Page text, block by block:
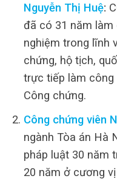
Nguyễn Thị Huệ:
đã có 31 năm
nghiệm trong lĩnh
chứng, hộ tịch,
trực tiếp làm công
Công chứng.
Công chứng viên
ngành Tòa án Hà
pháp luật 30 năm
20 năm ở cương